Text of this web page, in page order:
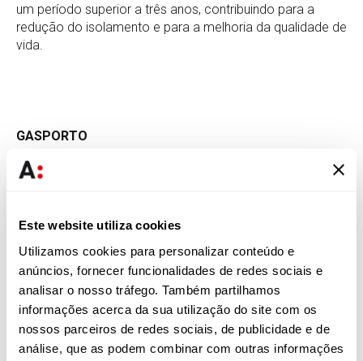
Este website utiliza cookies
Utilizamos cookies para personalizar conteúdo e
anúncios, fornecer funcionalidades de redes sociais e
analisar o nosso tráfego. Também partilhamos
informações acerca da sua utilização do site com os
nossos parceiros de redes sociais, de publicidade e de
análise, que as podem combinar com outras informações
um período superior a três anos, contribuindo para a
redução do isolamento e para a melhoria da qualidade de
vida.
GASPORTO
Fundado em 2002, o GASPORTO é uma organização não
governamental para o desenvolvimento que promove a
pessoas, envolvendo a sociedade no desenvolvimento
cidade do Porto, entre os quais o Projeto Abraço Amigo.
Este projeto procura responder a fragilidades sociais,
cognitivas, emocionais e habitacionais sentidas por
pessoas idosas, promovendo o bem-estar e a melhoria
das condições de mobilidade, segurança e conforto das
habitações. Com o apoio da Abreu Advogados, será